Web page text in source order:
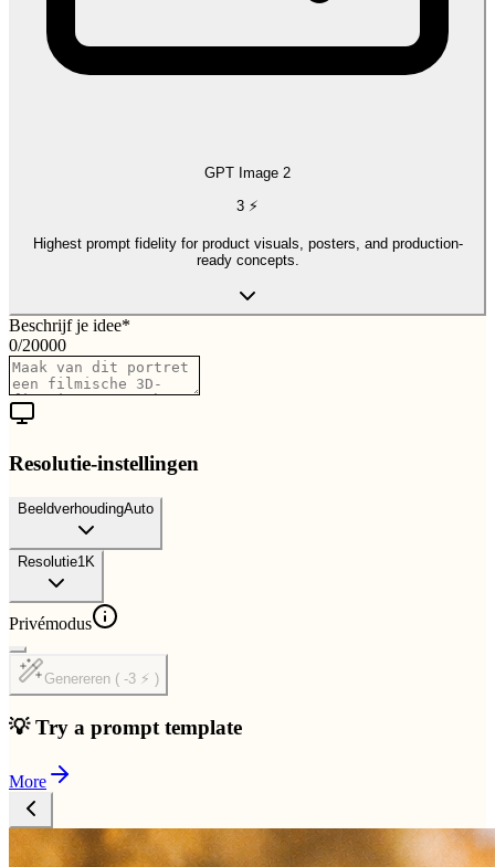
GPT Image 2
3 ⚡
Highest prompt fidelity for product visuals, posters, and production-
ready concepts.
Beschrijf je idee*
0/20000
Resolutie-instellingen
BeeldverhoudingAuto
Resolutie1K
Privémodus
Genereren ( -3 ⚡ )
💡 Try a prompt template
More